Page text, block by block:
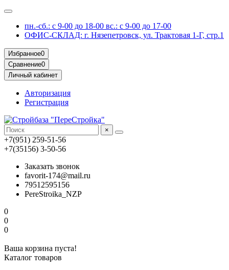
пн.-сб.: с 9-00 до 18-00 вс.: с 9-00 до 17-00
ОФИС-СКЛАД: г. Нязепетровск, ул. Трактовая 1-Г, стр.1
Избранное0
Сравнение0
Личный кабинет
Авторизация
Регистрация
×
+7(951) 259-51-56
+7(35156) 3-50-56
Заказать звонок
favorit-174@mail.ru
79512595156
PereStroika_NZP
0
0
0
Ваша корзина пуста!
Каталог товаров